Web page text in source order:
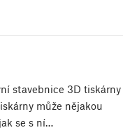
stavebnice 3D tiskárny
může nějakou
se s ní…